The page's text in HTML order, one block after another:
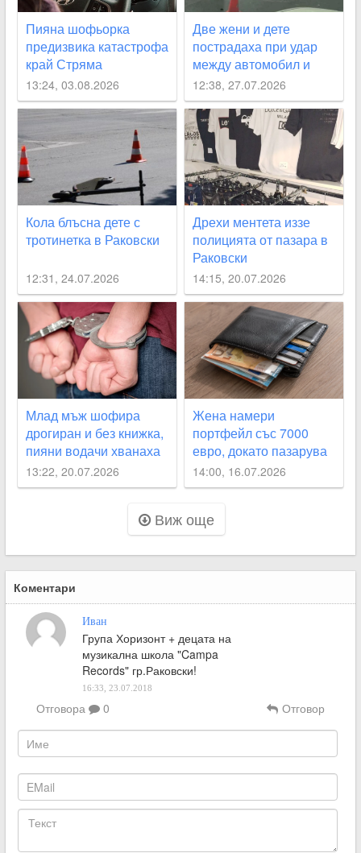
Пияна шофьорка
предизвика катастрофа
край Стряма
13:24, 03.08.2026
Две жени и дете
пострадаха при удар
между автомобил и
каруца край Раковски
12:38, 27.07.2026
Кола блъсна дете с
тротинетка в Раковски
12:31, 24.07.2026
Дрехи ментета иззе
полицията от пазара в
Раковски
14:15, 20.07.2026
Млад мъж шофира
дрогиран и без книжка,
пияни водачи хванаха
край Асеновград и в
Белозем
13:22, 20.07.2026
Жена намери
портфейл със 7000
евро, докато пазарува
в Раковски
14:00, 16.07.2026
Виж още
Коментари
Иван
Група Хоризонт + децата на
музикална школа "Campa
Records" гр.Раковски!
16:33, 23.07.2018
Отговора 0 Отговор